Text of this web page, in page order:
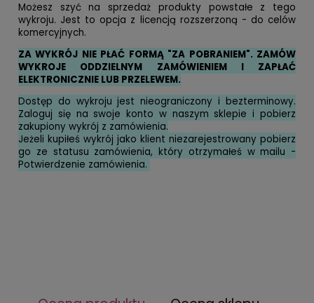
Możesz szyć na sprzedaż produkty powstałe z tego
wykroju. Jest to opcja z licencją rozszerzoną - do celów
komercyjnych.
ZA WYKRÓJ NIE PŁAĆ FORMĄ "ZA POBRANIEM". ZAMÓW
WYKROJE ODDZIELNYM ZAMÓWIENIEM I ZAPŁAĆ
ELEKTRONICZNIE LUB PRZELEWEM.
Dostęp do wykroju jest nieograniczony i bezterminowy.
Zaloguj się na swoje konto w naszym sklepie i pobierz
zakupiony wykrój z zamówienia.
Jeżeli kupiłeś wykrój jako klient niezarejestrowany pobierz
go ze statusu zamówienia, który otrzymałeś w mailu -
Potwierdzenie zamówienia.